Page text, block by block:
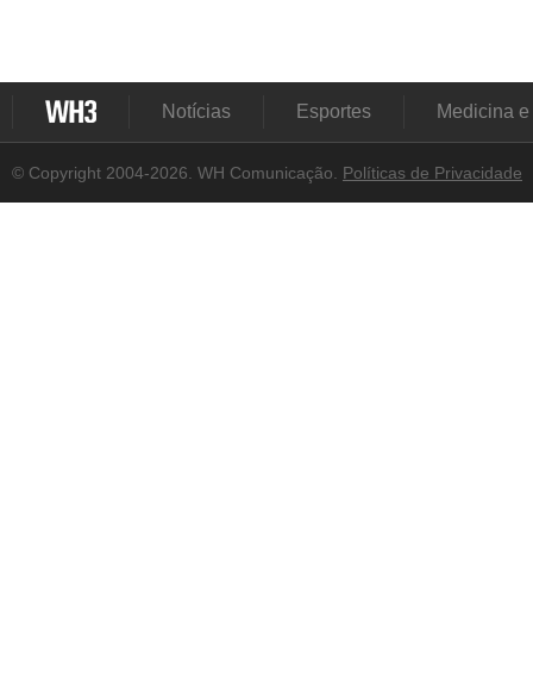
Notícias Esportes Medicina
© Copyright 2004-2026. WH Comunicação. Políticas de Privacidade